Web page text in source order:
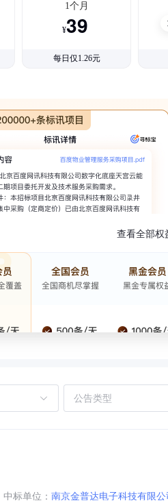
1个月
¥39
每日仅1.26元
查看全部权
中标单位： 南京金普达电子科技有限公